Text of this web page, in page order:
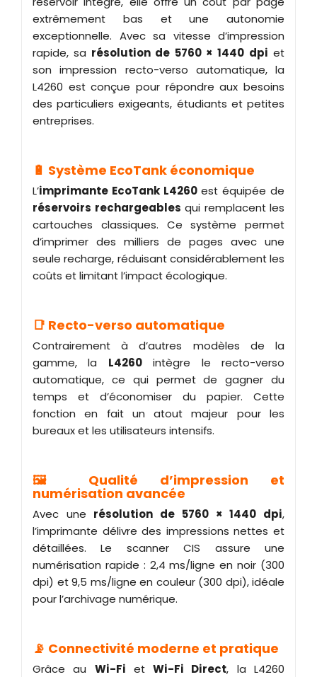
extrêmement bas et une autonomie
exceptionnelle. Avec sa vitesse d’impression
rapide, sa résolution de 5760 × 1440 dpi et
son impression recto-verso automatique, la
L4260 est conçue pour répondre aux besoins
des particuliers exigeants, étudiants et petites
entreprises.
🔋 Système EcoTank économique
L’imprimante EcoTank L4260est équipée de
réservoirs rechargeables qui remplacent les
cartouches classiques. Ce système permet
d’imprimer des milliers de pages avec une
seule recharge, réduisant considérablement les
coûts et limitant l’impact écologique.
📑 Recto-verso automatique
Contrairement à d’autres modèles de la
gamme, la L4260intègre le recto-verso
automatique, ce qui permet de gagner du
temps et d’économiser du papier. Cette
fonction en fait un atout majeur pour les
bureaux et les utilisateurs intensifs.
🖼️ Qualité d’impression et
numérisation avancée
Avec une résolution de 5760 × 1440 dpi,
l’imprimante délivre des impressions nettes et
détaillées. Le scanner CIS assure une
numérisation rapide : 2,4 ms/ligne en noir (300
dpi) et 9,5 ms/ligne en couleur (300 dpi), idéale
pour l’archivage numérique.
📡 Connectivité moderne et pratique
Grâce au Wi-Fi et Wi-Fi Direct, la L4260